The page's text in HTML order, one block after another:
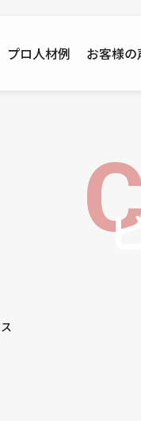
プロ人材例 お客様の